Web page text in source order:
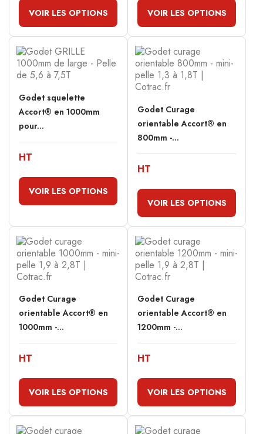
VOIR LES OPTIONS VOIR LES OPTIONS
Godet squelette
Accort® en 1000mm
pour...
HT
VOIR LES OPTIONS
Godet Curage
orientable Accort® en
800mm -...
HT
VOIR LES OPTIONS
Godet Curage
orientable Accort® en
1000mm -...
HT
VOIR LES OPTIONS
Godet Curage
orientable Accort® en
1200mm -...
HT
VOIR LES OPTIONS